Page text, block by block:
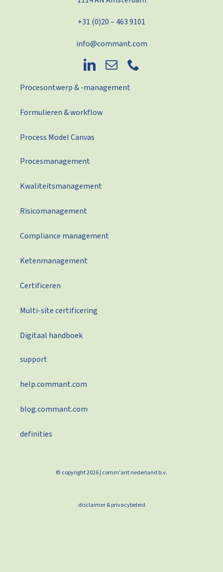
+31 (0)20 – 463 9101
info@commant.com
Procesontwerp & -management
Formulieren & workflow
Process Model Canvas
Procesmanagement
Kwaliteitsmanagement
Risicomanagement
Compliance management
Ketenmanagement
Certificeren
Multi-site certificering
Digitaal handboek
support
help.commant.com
blog.commant.com
definities
© copyright 2026 | comm'ant nederland b.v.
disclaimer & privacybeleid